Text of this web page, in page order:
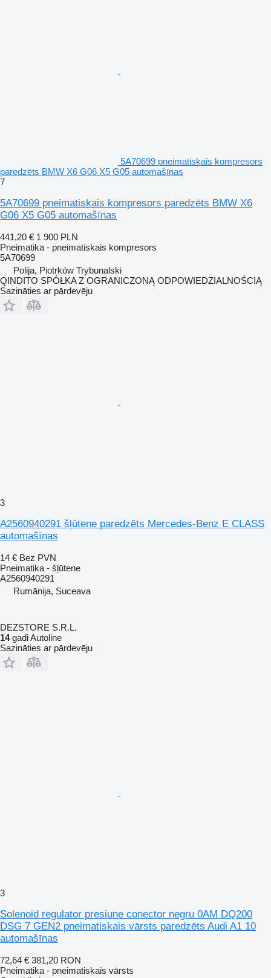
5A70699 pneimatiskais kompresors
paredzēts BMW X6 G06 X5 G05 automašīnas
7
5A70699 pneimatiskais kompresors paredzēts BMW X6
G06 X5 G05 automašīnas
441,20 € 1 900 PLN
Pneimatika - pneimatiskais kompresors
5A70699
Polija, Piotrków Trybunalski
QINDITO SPÓŁKA Z OGRANICZONĄ ODPOWIEDZIALNOŚCIĄ
Sazināties ar pārdevēju
3
A2560940291 šļūtene paredzēts Mercedes-Benz E CLASS
automašīnas
14 € Bez PVN
Pneimatika - šļūtene
A2560940291
Rumānija, Suceava
DEZSTORE S.R.L.
14gadi Autoline
Sazināties ar pārdevēju
3
Solenoid regulator presiune conector negru 0AM DQ200
DSG 7 GEN2 pneimatiskais vārsts paredzēts Audi A1 10
automašīnas
72,64 € 381,20 RON
Pneimatika - pneimatiskais vārsts